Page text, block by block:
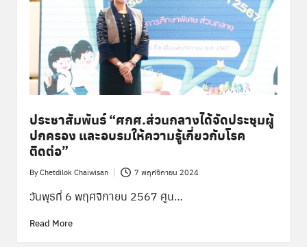
ประชาสัมพันธ์ “ศกศ.ส่วนกลางได้จัดประชุมผู้
ปกครอง และอบรมให้ความรู้เกี่ยวกับโรค
ติดต่อ”
Posted
by
ByChetdilok Chaiwisan 7 พฤศจิกายน 2024
วันพุธที่ 6 พฤศจิกายน 2567 ศูน…
Read More